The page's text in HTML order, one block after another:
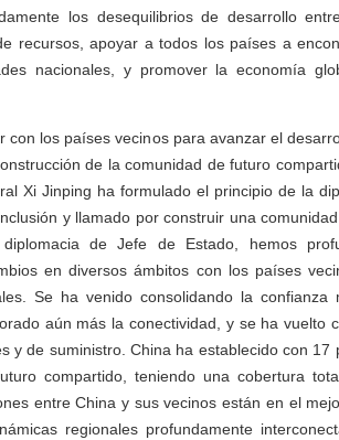
los desequilibrios de desarrollo
recursos, apoyar a todos los países a
nacionales, y promover la economía
con los países vecinos para avanzar el
de la comunidad de futuro
Xi Jinping ha formulado el principio de la
y llamado por construir una
de Jefe de Estado, hemos
en diversos ámbitos con los países
Se ha venido consolidando la
aún más la conectividad, y se ha vuelto
y de suministro. China ha establecido con
compartido, teniendo una cobertura
entre China y sus vecinos están en el
regionales profundamente